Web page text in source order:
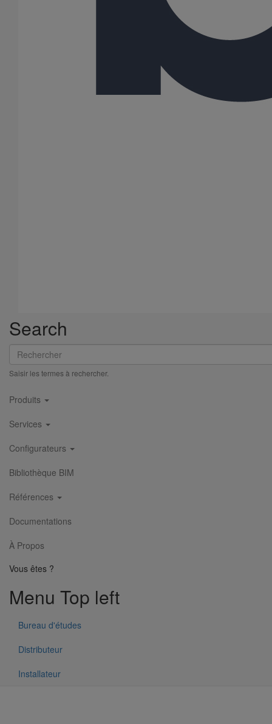
Search
Rechercher
Saisir les termes à rechercher.
Main
navigation
Produits
Services
Configurateurs
Bibliothèque BIM
Références
Documentations
À Propos
Vous êtes ?
Menu Top left
Bureau d'études
Distributeur
Installateur
Collier de descente DN300
En savoir plussur Collier de descente DN250
2 3 4 5 6 7 8 9